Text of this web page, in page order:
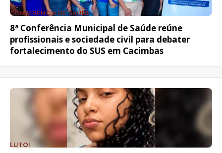
CONFERÊNCIA DE SAÚDE
8ª Conferência Municipal de Saúde reúne
profissionais e sociedade civil para debater
fortalecimento do SUS em Cacimbas
LUTO!